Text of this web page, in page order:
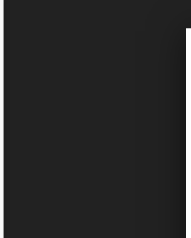
Sketchbook5, 스
Sketchbook5, 스